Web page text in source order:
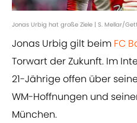
Jonas Urbig hat große Ziele | S. Mellar/
Jonas Urbig gilt beim FC
Torwart der Zukunft. Im
21-Jährige offen über
WM-Hoffnungen und
München.